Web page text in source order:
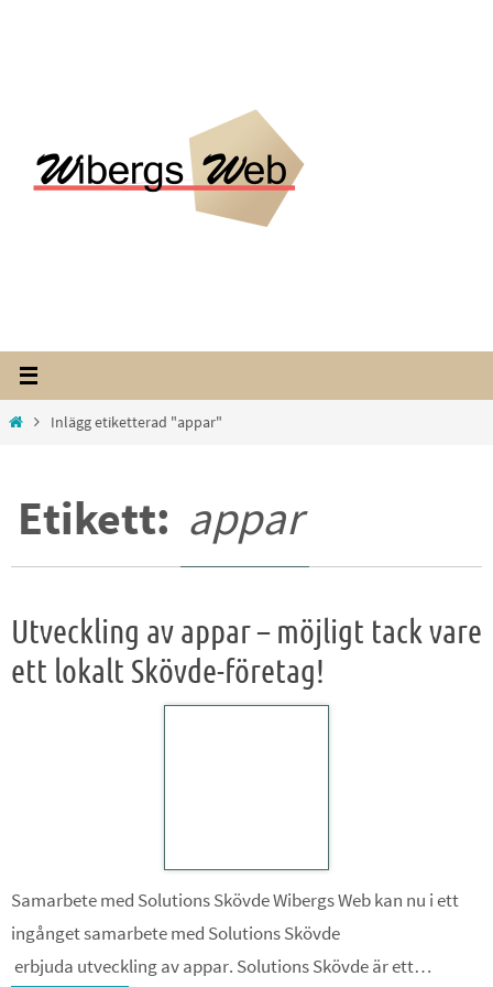
HomeInlägg etiketterad "appar"
Etikett: appar
Utveckling av appar – möjligt tack vare
ett lokalt Skövde-företag!
Samarbete med Solutions Skövde Wibergs Web kan nu i ett
ingånget samarbete med Solutions Skövde
erbjuda utveckling av appar. Solutions Skövde är ett…